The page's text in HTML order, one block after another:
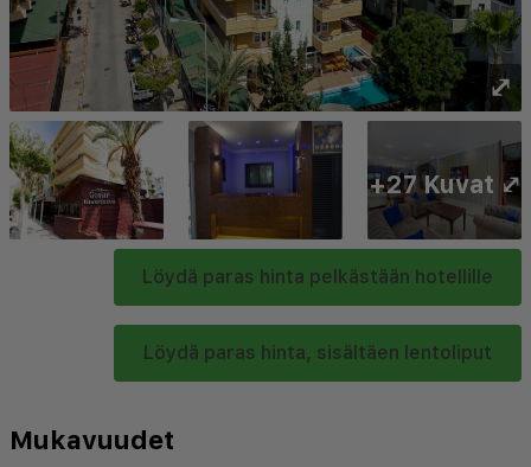
⤢
Löydä paras hinta pelkästään hotellille
Löydä paras hinta, sisältäen lentoliput
+27 Kuvat ⤢
Mukavuudet